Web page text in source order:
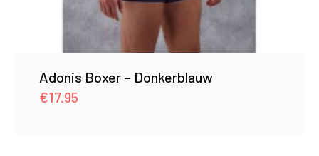
Adonis Boxer – Donkerblauw
€17.95